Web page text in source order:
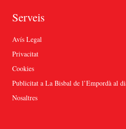
Serveis
Avís Legal
Privacitat
Cookies
Publicitat a La Bisbal de l’Empordà al
Nosaltres